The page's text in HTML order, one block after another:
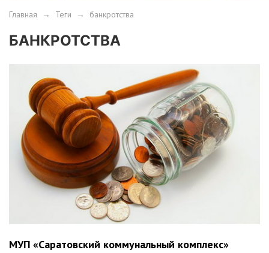
Главная → Теги → банкротства
БАНКРОТСТВА
МУП «Саратовский коммунальный комплекс»